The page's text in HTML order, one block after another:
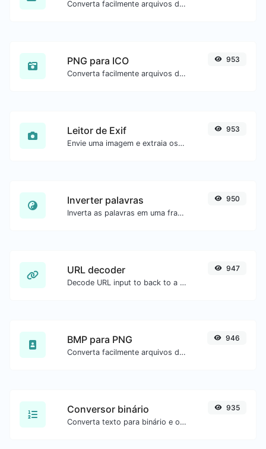
Converta facilmente arquivos de imagem JPG para GIF.
PNG para ICO
Converta facilmente arquivos de imagem PNG para ICO.
953
Leitor de Exif
Envie uma imagem e extraia os dados.
953
Inverter palavras
Inverta as palavras em uma frase ou parágrafo com facilidade.
950
URL decoder
Decode URL input to back to a normal string.
947
BMP para PNG
Converta facilmente arquivos de imagem BMP para PNG.
946
Conversor binário
Converta texto para binário e o contrário para qualquer entrada de string.
935